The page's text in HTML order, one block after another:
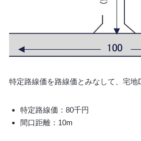
特定路線価を路線価とみなして、宅地
特定路線価：80千円
間口距離：10m